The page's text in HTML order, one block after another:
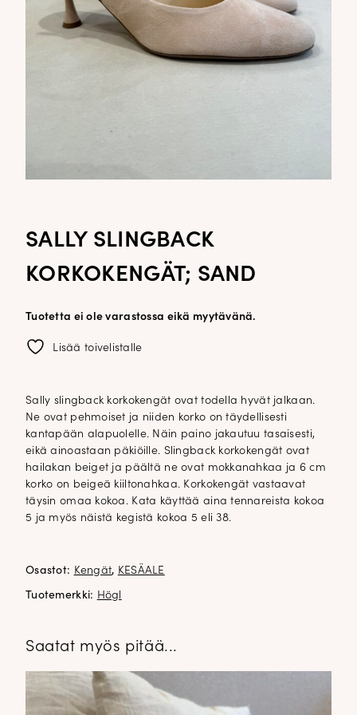
SALLY SLINGBACK
KORKOKENGÄT; SAND
Tuotetta ei ole varastossa eikä myytävänä.
Lisää toivelistalle
Sally slingback korkokengät ovat todella hyvät jalkaan.
Ne ovat pehmoiset ja niiden korko on täydellisesti
kantapään alapuolelle. Näin paino jakautuu tasaisesti,
eikä ainoastaan päkiöille. Slingback korkokengät ovat
hailakan beiget ja päältä ne ovat mokkanahkaa ja 6 cm
korko on beigeä kiiltonahkaa. Korkokengät vastaavat
täysin omaa kokoa. Kata käyttää aina tennareista kokoa
5 ja myös näistä kegistä kokoa 5 eli 38.
Osastot: Kengät, KESÄALE
Tuotemerkki: Högl
Saatat myös pitää...